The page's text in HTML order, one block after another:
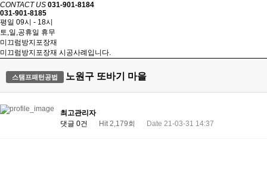
CONTACT US 031-901-8184
031-901-8185
평일 09시 - 18시
토,일,공휴일 휴무
미끄럼방지포장재
미끄럼방지포장재 시공사례입니다.
스탬프패턴공법 노원구 또바기 마을
최고관리자
댓글 0건
Hit 2,179회 Date 21-03-31 14:37